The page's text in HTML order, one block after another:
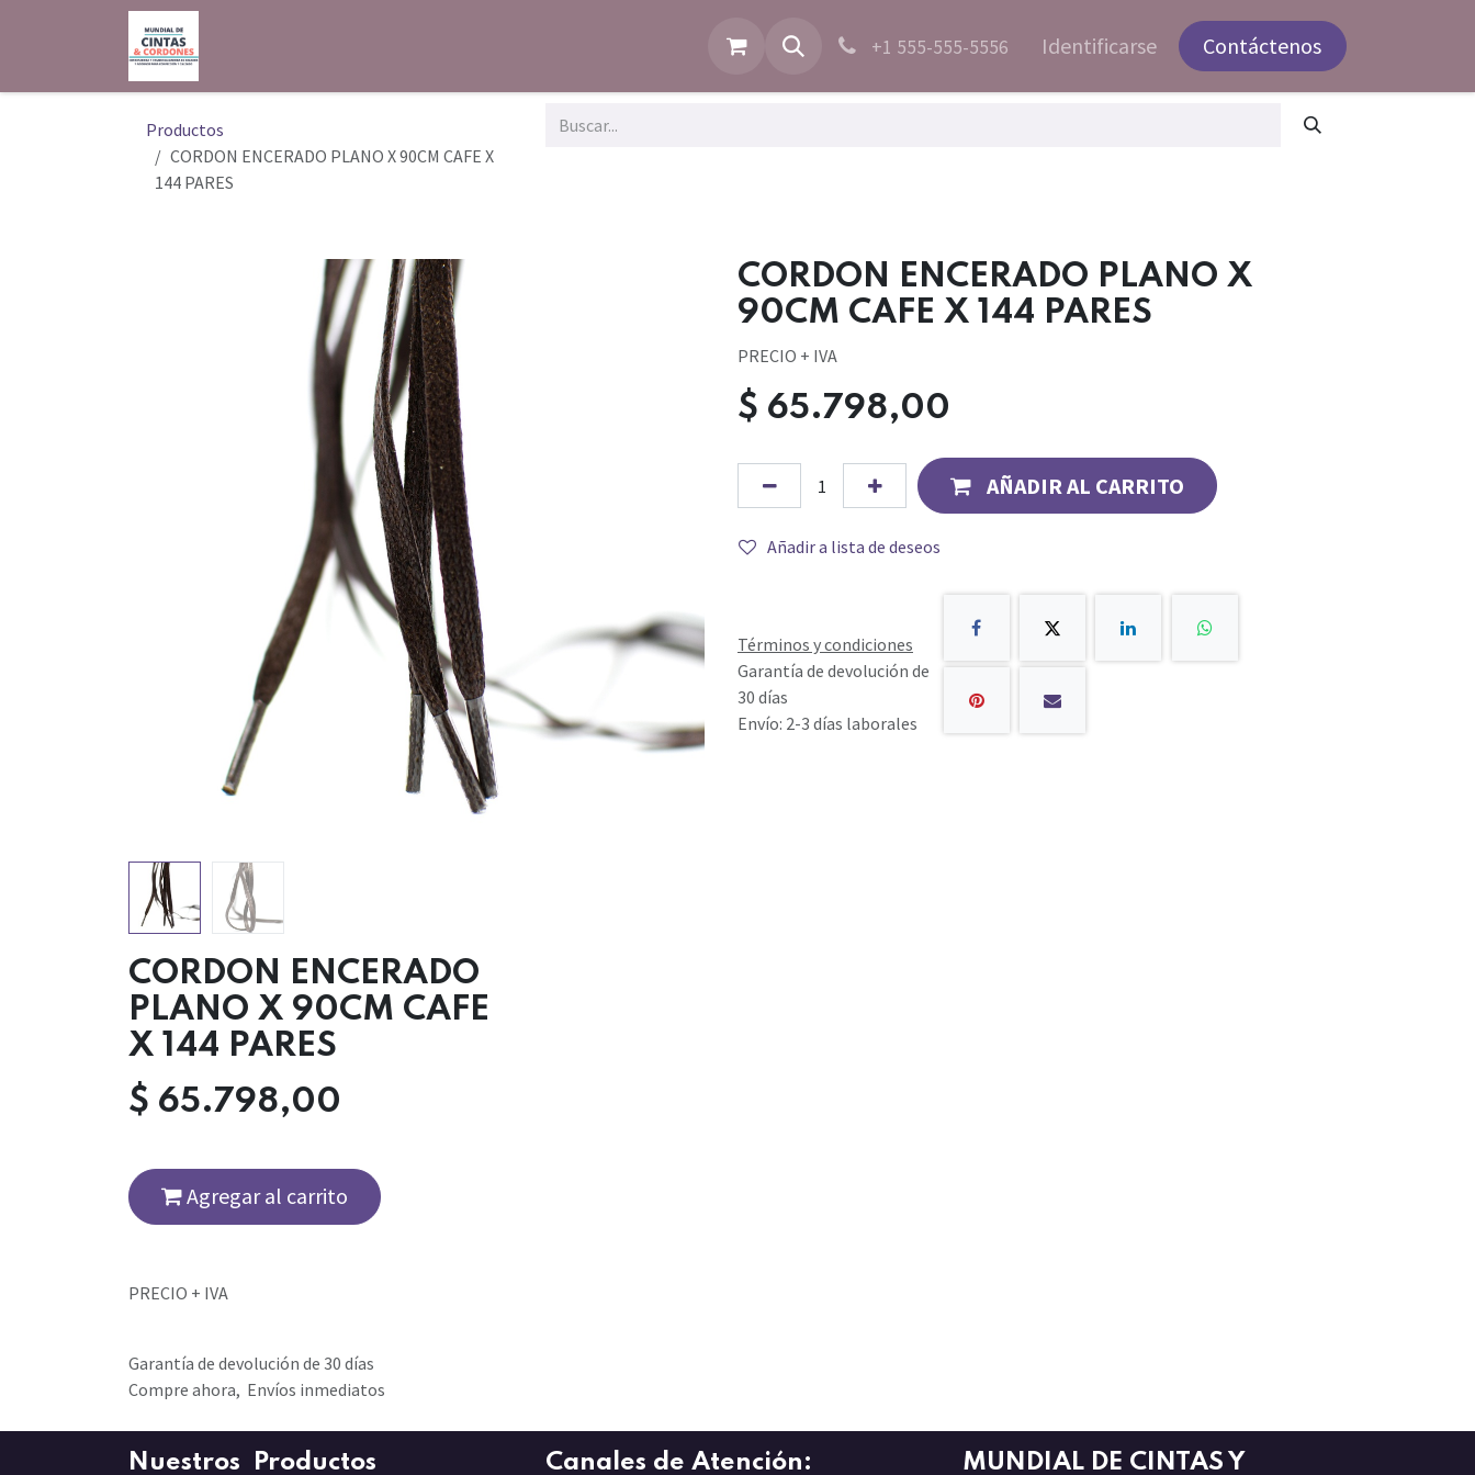
+1 555-555-5556 Identificarse Contáctenos
Productos
CORDON ENCERADO PLANO X 90CM CAFE X
144 PARES
CORDON ENCERADO PLANO X
90CM CAFE X 144 PARES
PRECIO + IVA
$ 65.798,00
AÑADIR AL CARRITO
Añadir a lista de deseos
Términos y condiciones
Garantía de devolución de
30 días
Envío: 2-3 días laborales
CORDON ENCERADO
PLANO X 90CM CAFE
X 144 PARES
$ 65.798,00
Agregar al carrito
PRECIO + IVA
Garantía de devolución de 30 días
Compre ahora, Envíos inmediatos
Nuestros Productos Canales de Atención: MUNDIAL DE CINTAS Y